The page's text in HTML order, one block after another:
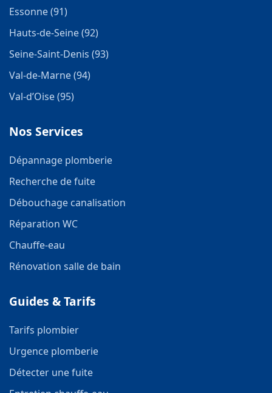
Essonne (91)
Hauts-de-Seine (92)
Seine-Saint-Denis (93)
Val-de-Marne (94)
Val-d’Oise (95)
Nos Services
Dépannage plomberie
Recherche de fuite
Débouchage canalisation
Réparation WC
Chauffe-eau
Rénovation salle de bain
Guides & Tarifs
Tarifs plombier
Urgence plomberie
Détecter une fuite